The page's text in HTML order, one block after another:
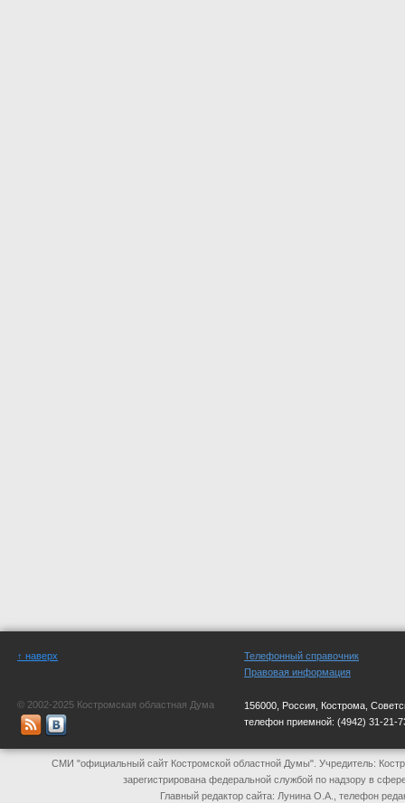
↑ наверх
© 2002-2025 Костромская областная Дума
Телефонный справочник
Правовая информация
156000, Россия, Кострома,
телефон приемной: (4942) 31-21-
СМИ "официальный сайт Костромской областной Думы". Учредитель:
зарегистрирована федеральной службой по надзору в
Главный редактор сайта: Лунина О.А., телефон